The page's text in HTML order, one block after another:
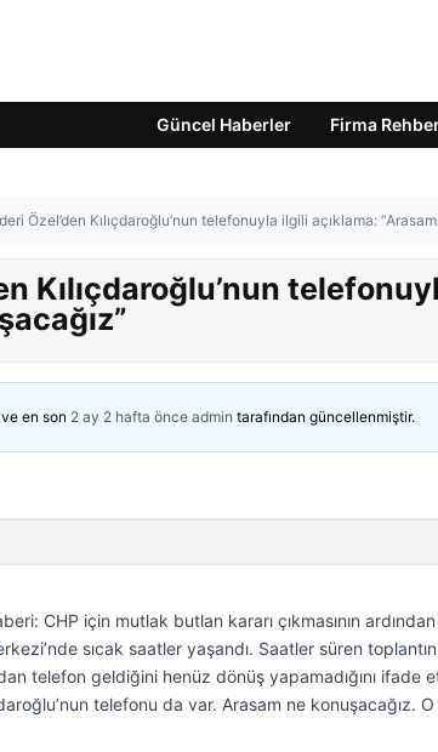
Güncel Haberler Firma
Özel’den Kılıçdaroğlu’nun telefonuyla ilgili açıklama:
Kılıçdaroğlu’nun
en son 2 ay 2 hafta önce admin tarafından güncellenmiştir.
CHP için mutlak butlan kararı çıkmasının
sıcak saatler yaşandı. Saatler süren
telefon geldiğini henüz dönüş yapamadığını ifade
telefonu da var. Arasam ne konuşacağız.